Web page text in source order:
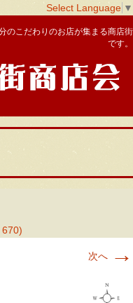
Select Language ▼
のこだわりのお店が集まる商店街
です。
次へ →